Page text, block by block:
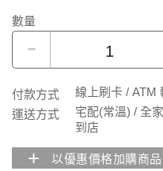
數量
-
付款方式
線上刷卡 / ATM
運送方式
宅配(常溫) / 全
到店
+ 以優惠價格加購商品